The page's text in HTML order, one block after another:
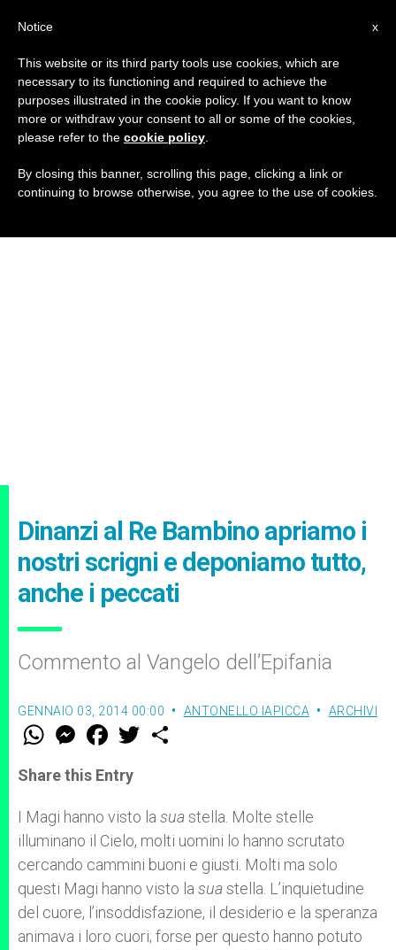
Dinanzi al Re Bambino apriamo i
nostri scrigni e deponiamo tutto,
anche i peccati
Commento al Vangelo dell’Epifania
GENNAIO 03, 2014 00:00 ANTONELLO IAPICCA ARCHIVI
W
t
s
p
p
M
e
s
e
g
e
r
F
a
e
b
o
k
w
r
Share this Entry
I Magi hanno visto la suastella. Molte stelle
illuminano il Cielo, molti uomini lo hanno scrutato
cercando cammini buoni e giusti. Molti ma solo
questi Magi hanno visto la suastella. L’inquietudine
del cuore, l’insoddisfazione, il desiderio e la speranza
animava i loro cuori; forse per questo hanno potuto
x
Notice
This website or its third party tools use cookies, which are
necessary to its functioning and required to achieve the
purposes illustrated in the cookie policy. If you want to know
more or withdraw your consent to all or some of the cookies,
please refer to the cookie policy
By closing this banner, scrolling this page, clicking a link or
continuing to browse otherwise, you agree to the use of cookies.